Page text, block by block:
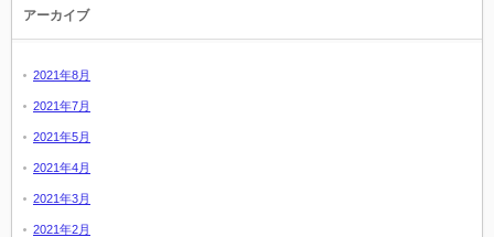
アーカイブ
2021年8月
2021年7月
2021年5月
2021年4月
2021年3月
2021年2月